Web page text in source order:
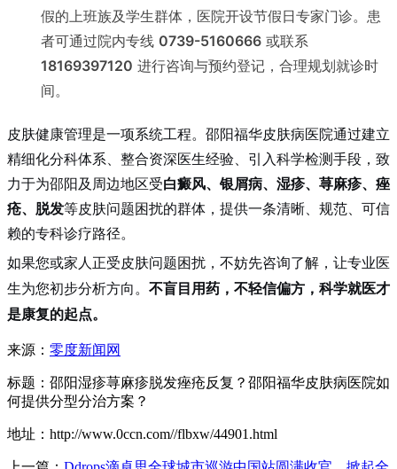
假的上班族及学生群体，医院开设节假日专家门诊。患
者可通过院内专线 0739-5160666 或联系
18169397120 进行咨询与预约登记，合理规划就诊时
间。
皮肤健康管理是一项系统工程。邵阳福华皮肤病医院通过建立
精细化分科体系、整合资深医生经验、引入科学检测手段，致
力于为邵阳及周边地区受白癜风、银屑病、湿疹、荨麻疹、痤
疮、脱发等皮肤问题困扰的群体，提供一条清晰、规范、可信
赖的专科诊疗路径。
如果您或家人正受皮肤问题困扰，不妨先咨询了解，让专业医
生为您初步分析方向。 不盲目用药，不轻信偏方，科学就医才
是康复的起点。
来源： 零度新闻网
标题：邵阳湿疹荨麻疹脱发痤疮反复？邵阳福华皮肤病医院如
何提供分型分治方案？
地址：http://www.0ccn.com//flbxw/44901.html